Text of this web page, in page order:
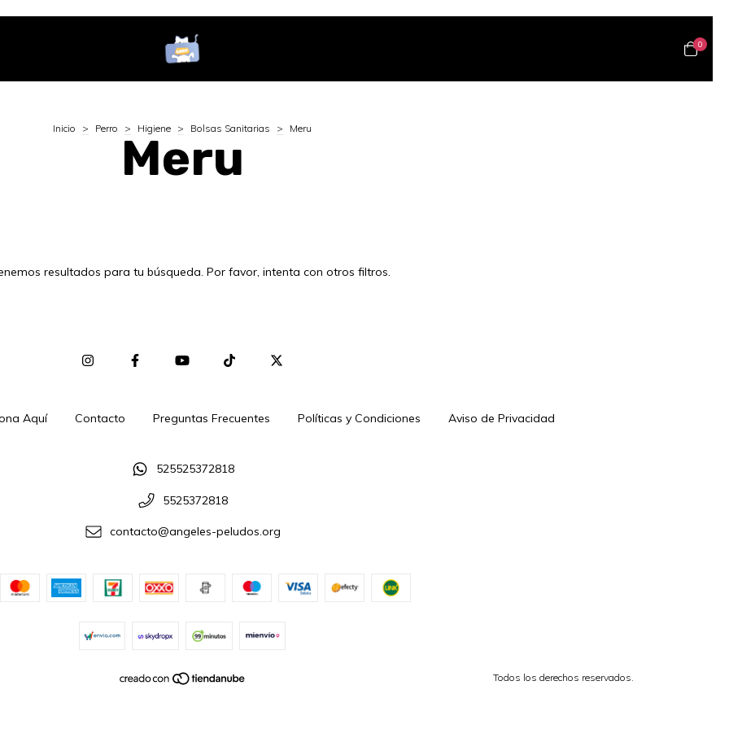
0
Inicio > Perro > Higiene > Bolsas Sanitarias > Meru
Meru
resultados para tu búsqueda. Por favor, intenta con otros filtros.
Aquí Contacto Preguntas Frecuentes Políticas y Condiciones Aviso de Privacidad
525525372818
5525372818
contacto@angeles-peludos.org
Todos los derechos reservados.